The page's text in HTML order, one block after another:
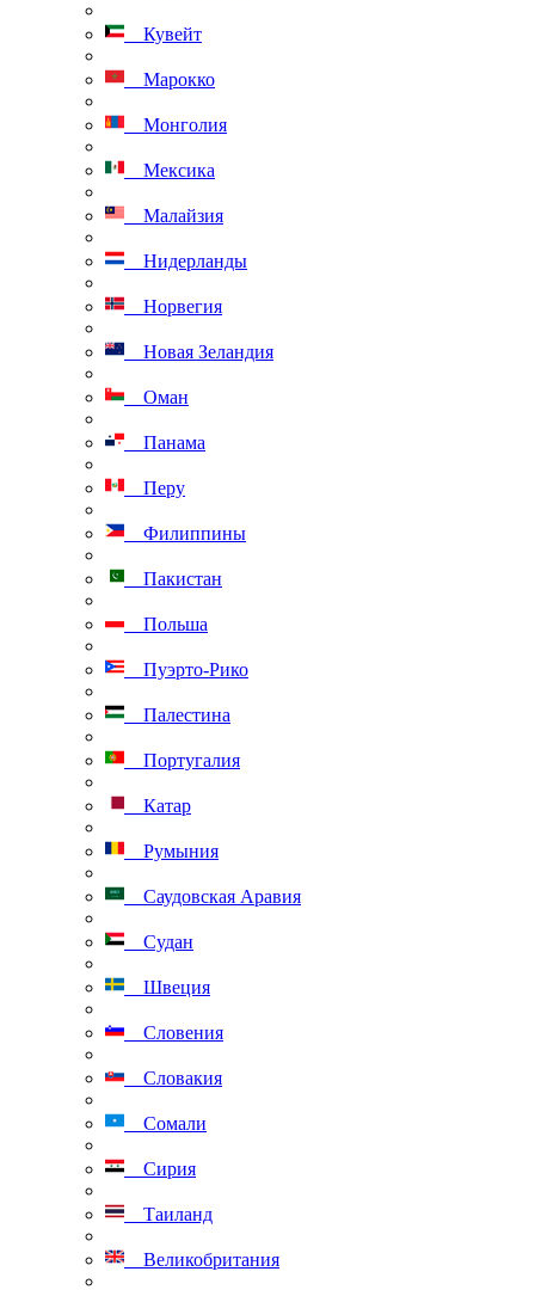
Кувейт
Марокко
Монголия
Мексика
Малайзия
Нидерланды
Норвегия
Новая Зеландия
Оман
Панама
Перу
Филиппины
Пакистан
Польша
Пуэрто-Рико
Палестина
Португалия
Катар
Румыния
Саудовская Аравия
Судан
Швеция
Словения
Словакия
Сомали
Сирия
Таиланд
Великобритания